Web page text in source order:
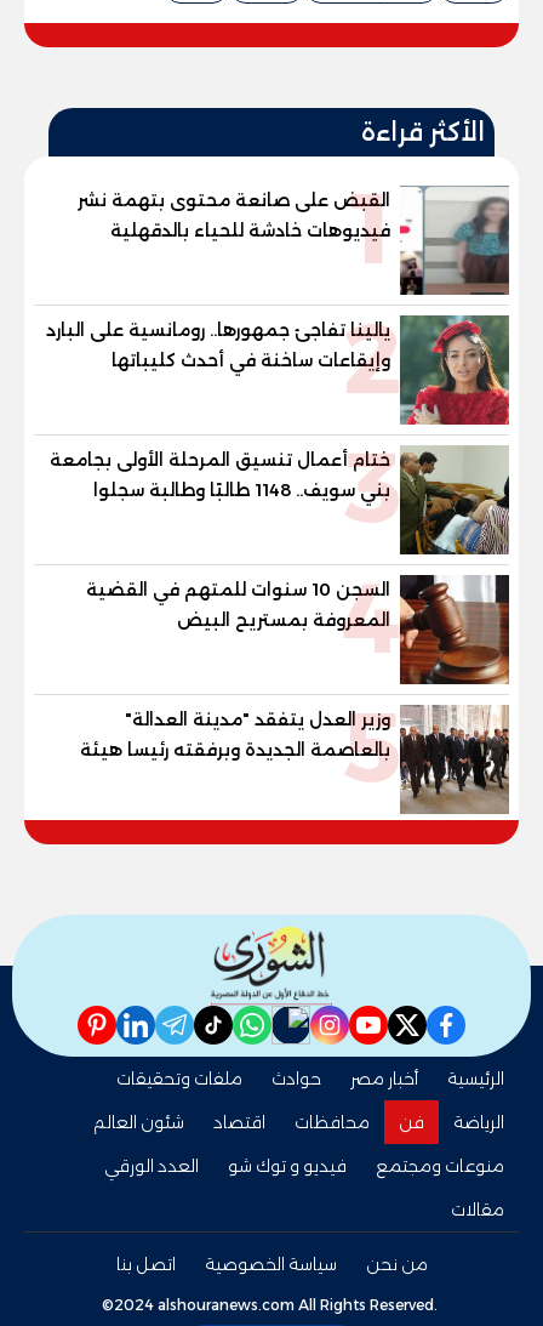
الأكثر قراءة
1
القبض على صانعة محتوى بتهمة نشر
فيديوهات خادشة للحياء بالدقهلية
2
يالينا تفاجئ جمهورها.. رومانسية على البارد
وإيقاعات ساخنة في أحدث كليباتها
3
ختام أعمال تنسيق المرحلة الأولى بجامعة
بني سويف.. 1148 طالبًا وطالبة سجلوا
رغباتهم
4
السجن 10 سنوات للمتهم في القضية
المعروفة بمستريح البيض
5
وزير العدل يتفقد "مدينة العدالة"
بالعاصمة الجديدة وبرفقته رئيسا هيئة
قضايا الدولة وهيئة النيابة الإدارية
facebook
twitter
youtube
instagram
nabd
whatsapp
tiktok
telegram
linkedin
pinterest
الرئيسية أخبار مصر حوادث
ملفات وتحقيقات
الرياضة
فن محافظات اقتصاد
شئون العالم
منوعات ومجتمع
فيديو و توك شو
العدد الورقي
مقالات
من نحن سياسة الخصوصية اتصل بنا
©2024 alshouranews.com All Rights Reserved.